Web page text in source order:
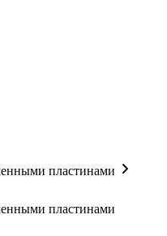
пластинами
пластинами